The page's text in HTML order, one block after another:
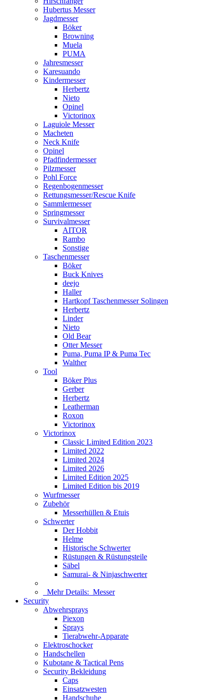
Hubertus Messer
Jagdmesser
Böker
Browning
Muela
PUMA
Jahresmesser
Karesuando
Kindermesser
Herbertz
Nieto
Opinel
Victorinox
Laguiole Messer
Macheten
Neck Knife
Opinel
Pfadfindermesser
Pilzmesser
Pohl Force
Regenbogenmesser
Rettungsmesser/Rescue Knife
Sammlermesser
Springmesser
Survivalmesser
AITOR
Rambo
Sonstige
Taschenmesser
Böker
Buck Knives
deejo
Haller
Hartkopf Taschenmesser Solingen
Herbertz
Linder
Nieto
Old Bear
Otter Messer
Puma, Puma IP & Puma Tec
Walther
Tool
Böker Plus
Gerber
Herbertz
Leatherman
Roxon
Victorinox
Victorinox
Classic Limited Edition 2023
Limited 2022
Limited 2024
Limited 2026
Limited Edition 2025
Limited Edition bis 2019
Wurfmesser
Zubehör
Messerhüllen & Etuis
Schwerter
Der Hobbit
Helme
Historische Schwerter
Rüstungen & Rüstungsteile
Säbel
Samurai- & Ninjaschwerter
Mehr Details: Messer
Security
Abwehrsprays
Piexon
Sprays
Tierabwehr-Apparate
Elektroschocker
Handschellen
Kubotane & Tactical Pens
Security Bekleidung
Caps
Einsatzwesten
Handschuhe